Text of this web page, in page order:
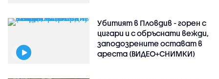
Убитият в Пловдив - горен с
цигари и с обръснати вежди,
заподозрените остават в
ареста (ВИДЕО+СНИМКИ)